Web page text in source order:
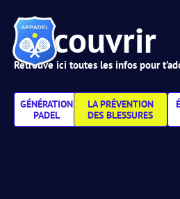
Découvrir
Retrouve ici toutes les infos pour
GÉNÉRATION
PADEL
LA PRÉVENTION
DES BLESSURES